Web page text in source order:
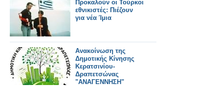
Προκαλούν οι Τούρκοι
εθνικιστές: Πιέζουν
για νέα Ίμια
Ανακοίνωση της
Δημοτικής Κίνησης
Κερατσινίου-
Δραπετσώνας
"ΑΝΑΓΕΝΝΗΣΗ"